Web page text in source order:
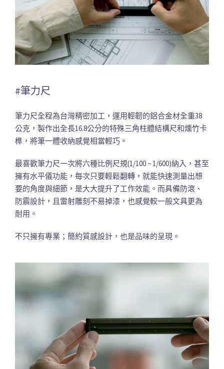
#筆力尺
筆力尺全程為台灣精密加工，運用輕韌的鋁合金材全重38
公克，製作出全長16.8公分的特殊三角柱體結構尺和燻竹卡
榫，將筆一體收納感覺相當輕巧。
最喜歡筆力尺一次將六種比例尺規(1/100 ~ 1/600)納入，甚至
擁有水平儀功能，每次只要輕鬆翻轉，就能快速測量出想
要的角度與細節，是大大提升了工作效能。而具備防滾、
防震設計，且雷射雕刻不易掉漆，也感覺較一般文具更為
耐用。
不只擁有專業；簡約質感設計，也是品味的呈現。